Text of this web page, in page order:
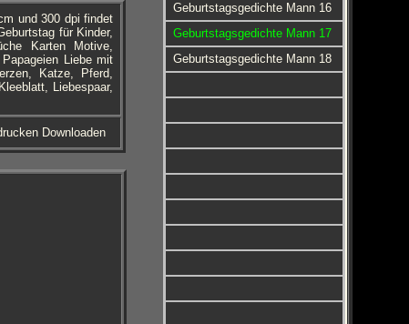
und 300 dpi findet
für Kinder,
Karten Motive,
Liebe mit
Katze, Pferd,
Liebespaar,
Downloaden
Geburtstagsgedichte Mann 16
Geburtstagsgedichte Mann 17
Geburtstagsgedichte Mann 18